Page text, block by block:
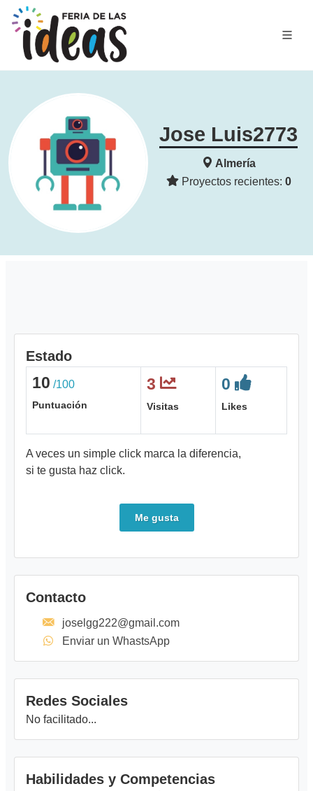
Jose Luis2773
Almería
Proyectos recientes: 0
Estado
10 /100
Puntuación
3
Visitas
0
Likes
A veces un simple click marca la diferencia,
si te gusta haz click.
Me gusta
Contacto
joselgg222@gmail.com
Enviar un WhastsApp
Redes Sociales
No facilitado...
Habilidades y Competencias